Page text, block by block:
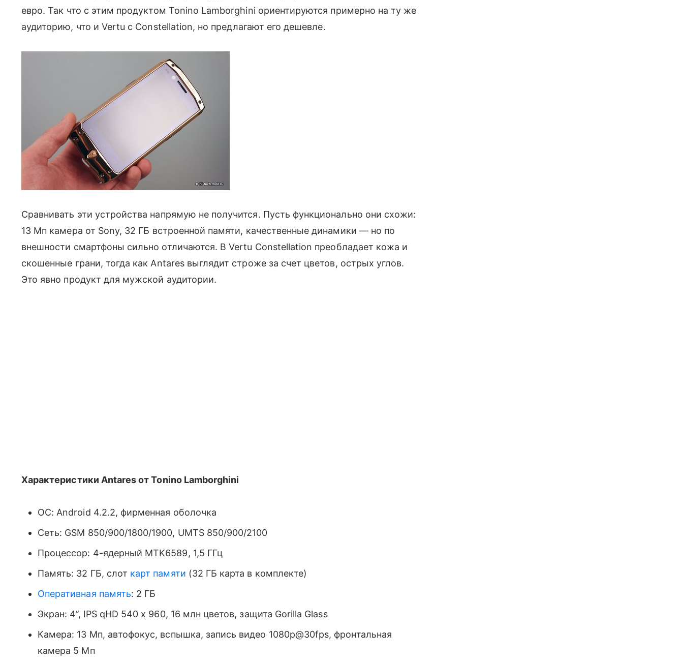
евро. Так что с этим продуктом Tonino Lamborghini ориентируются примерно на ту же
аудиторию, что и Vertu с Constellation, но предлагают его дешевле.
Сравнивать эти устройства напрямую не получится. Пусть функционально они схожи:
13 Мп камера от Sony, 32 ГБ встроенной памяти, качественные динамики — но по
внешности смартфоны сильно отличаются. В Vertu Constellation преобладает кожа и
скошенные грани, тогда как Antares выглядит строже за счет цветов, острых углов.
Это явно продукт для мужской аудитории.
Характеристики Antares отTonino Lamborghini
ОС: Android 4.2.2, фирменная оболочка
Сеть: GSM 850/900/1800/1900, UMTS 850/900/2100
Процессор: 4-ядерный MTK6589, 1,5 ГГц
Память: 32 ГБ, слот карт памяти (32 ГБ карта в комплекте)
Оперативная память: 2 ГБ
Экран: 4’’, IPS qHD 540 х 960, 16 млн цветов, защита Gorilla Glass
Камера: 13 Мп, автофокус, вспышка, запись видео 1080p@30fps, фронтальная
камера 5 Мп